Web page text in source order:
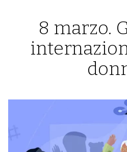
8 marzo.